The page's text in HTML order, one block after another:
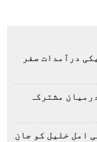
درآمدات صفر
مشترکہ
امل خلیل کو جان